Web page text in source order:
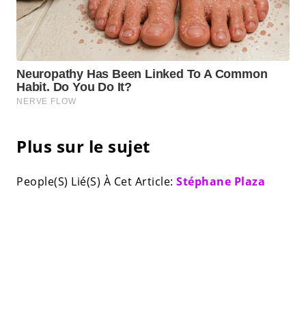
Plus sur le sujet
People(S) Lié(S) À Cet Article: Stéphane Plaza